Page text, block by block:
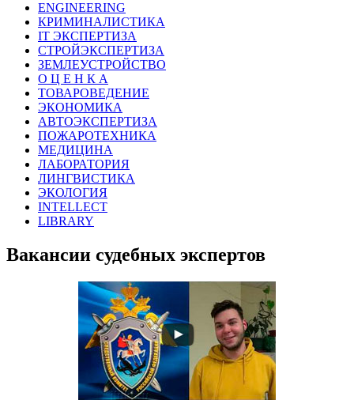
ENGINEERING
КРИМИНАЛИСТИКА
IT ЭКСПЕРТИЗА
СТРОЙЭКСПЕРТИЗА
ЗЕМЛЕУСТРОЙСТВО
О Ц Е Н К А
ТОВАРОВЕДЕНИЕ
ЭКОНОМИКА
АВТОЭКСПЕРТИЗА
ПОЖАРОТЕХНИКА
МЕДИЦИНА
ЛАБОРАТОРИЯ
ЛИНГВИСТИКА
ЭКОЛОГИЯ
INTELLECT
LIBRARY
Вакансии судебных экспертов